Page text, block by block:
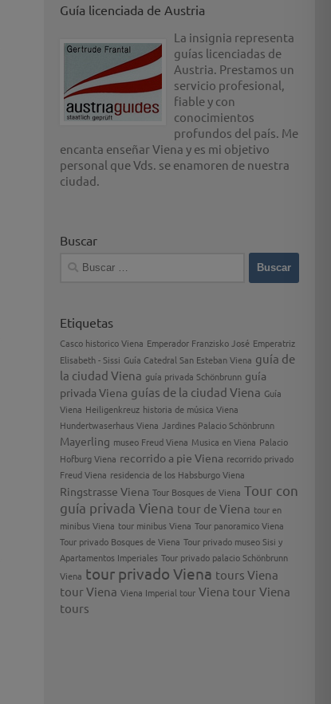
Guía licenciada de Austria
La insignia representa
guías licenciadas de
Austria. Prestamos un
servicio profesional,
fiable y con
conocimientos
profundos del país. Me
encanta enseñar Viena y es mi objetivo
personal que Vds. se enamoren de nuestra
ciudad.
Buscar
Buscar:
Etiquetas
Casco historico Viena Emperador Franzisko José Emperatriz
Elisabeth - Sissi Guía Catedral San Esteban Viena guía de
la ciudad Viena guía privada Schönbrunn guía
privada Viena guías de la ciudad Viena Guía
Viena Heiligenkreuz historia de música Viena
Hundertwaserhaus Viena Jardines Palacio Schönbrunn
Mayerling museo Freud Viena Musica en Viena Palacio
Hofburg Viena recorrido a pie Viena recorrido privado
Freud Viena residencia de los Habsburgo Viena
Ringstrasse Viena Tour Bosques de Viena Tour con
guía privada Viena tour de Viena tour en
minibus Viena tour minibus Viena Tour panoramico Viena
Tour privado Bosques de Viena Tour privado museo Sisi y
Apartamentos Imperiales Tour privado palacio Schönbrunn
Viena tour privado Viena tours Viena
tour Viena Viena Imperial tour Viena tour Viena
tours